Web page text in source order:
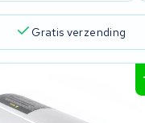
Gratis verzending